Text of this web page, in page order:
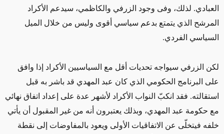
العبادي. لذلك، وفى وجود الزرفي والكاظمي، سيدعم الأكراد
المرشح الذي يتمتع بدعم سياسي أقوى وليس من خلال الميل
السياسي الفردي.
لكن الزرفي سيواجه تحديات أقل مع السياسيين الأكراد إذا وافق
على البرنامج الحكومي الذي كان عبد المهدي قد باشر به قبل
استقالته. فقد انكبّ النواب الأكراد لأشهر عدة على إعداد اتفاق نهائي
مع حكومة عبد المهدي، وبذلك يعتبرون أنه من غير المقبول أن يأتي
خلفه فيتخلّى عن الاتفاقيات الأولى ويعود بالمفاوضات إلى نقطة